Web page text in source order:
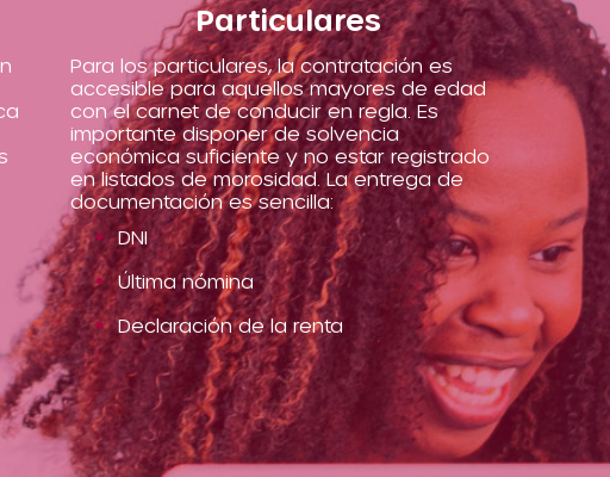
Particulares
Para los particulares, la contratación es
accesible para aquellos mayores de edad
con el carnet de conducir en regla. Es
importante disponer de solvencia
económica suficiente y no estar registrado
en listados de morosidad. La entrega de
documentación es sencilla:
DNI
Última nómina
Declaración de la renta